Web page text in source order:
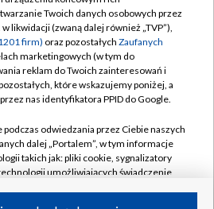
TVP
Sklep TVP
Biuro Reklamy
Handlowa
Emisja w TVP
Programowa
przetargowe
Regulamin TVP
prywatności
Moje zgody
Biuro reklamy
Kanały
Spółka Akcyjna w likwidacji
Twoich danych osobowych przez
likwidacji (zwaną dalej również „TVP”),
firm) oraz pozostałych Zaufanych
marketingowych (w tym do
reklam do Twoich zainteresowań i
które wskazujemy poniżej, a
nas identyfikatora PPID do Google.
odwiedzania przez Ciebie naszych
dalej „Portalem”, w tym informacje
takich jak: pliki cookie, sygnalizatory
umożliwiających świadczenie